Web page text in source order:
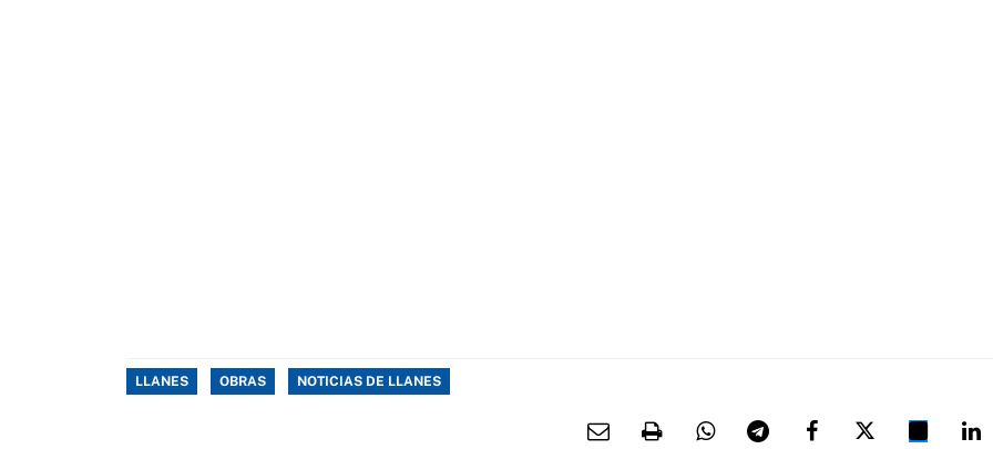
LLANES OBRAS NOTICIAS DE LLANES